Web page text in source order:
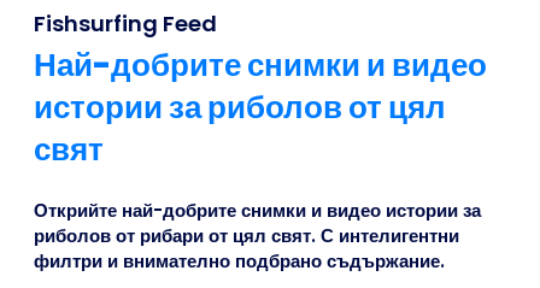
Fishsurfing Feed
Най-добрите снимки и видео
истории за риболов от цял
свят
Открийте най-добрите снимки и видео истории за
риболов от рибари от цял свят. С интелигентни
филтри и внимателно подбрано съдържание.